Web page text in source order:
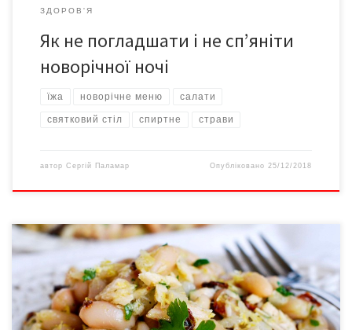
ЗДОРОВ'Я
Як не погладшати і не сп’яніти
новорічної ночі
їжа новорічне меню салати
святковий стіл спиртне страви
автор Сергій Паламар Опубліковано25/12/2018
Різдвяний піст починається завтра, 28 листопада і триває 40
днів і є одним із строгих у році. Попри суворі обмеження в їжі
під час посту можна і потрібно харчуватись різноманітно. В